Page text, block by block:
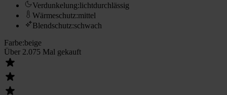
Verdunkelung:lichtdurchlässig
Wärmeschutz:mittel
Blendschutz:schwach
Farbe:beige
Über 2.075 Mal gekauft